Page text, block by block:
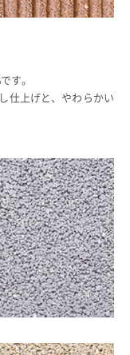
す。
仕上げと、やわらかい